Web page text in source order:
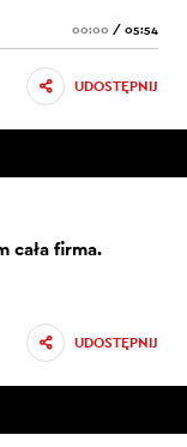
00:00 / 05:54
UDOSTĘPNIJ
cała firma.
UDOSTĘPNIJ